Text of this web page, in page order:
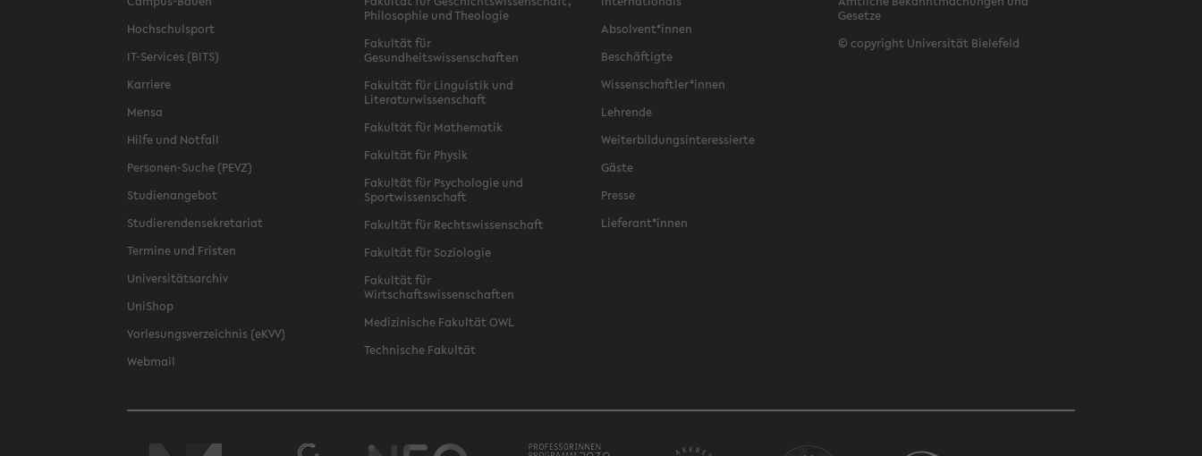
Hochschulsport
IT-Services (BITS)
Karriere
Mensa
Hilfe und Notfall
Personen-Suche (PEVZ)
Studienangebot
Studierendensekretariat
Termine und Fristen
Universitätsarchiv
UniShop
Vorlesungsverzeichnis (eKVV)
Webmail
Philosophie und Theologie
Fakultät für
Gesundheitswissenschaften
Fakultät für Linguistik und
Literaturwissenschaft
Fakultät für Mathematik
Fakultät für Physik
Fakultät für Psychologie und
Sportwissenschaft
Fakultät für Rechtswissenschaft
Fakultät für Soziologie
Fakultät für
Wirtschaftswissenschaften
Medizinische Fakultät OWL
Technische Fakultät
Absolvent*innen
Beschäftigte
Wissenschaftler*innen
Lehrende
Weiterbildungsinteressierte
Gäste
Presse
Lieferant*innen
Gesetze
© copyright Universität Bielefeld